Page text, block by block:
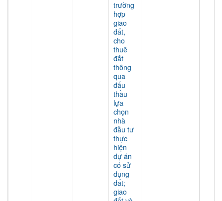
trường
hợp
giao
đất,
cho
thuê
đất
thông
qua
đấu
thầu
lựa
chọn
nhà
đầu tư
thực
hiện
dự án
có sử
dụng
đất;
giao